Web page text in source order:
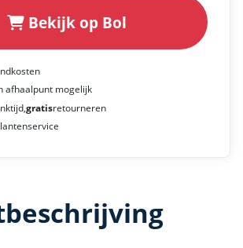
Bekijk op Bol
afhaalpunt mogelijk
gratisretourneren